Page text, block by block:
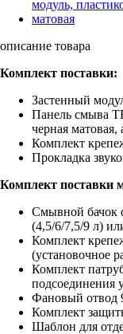
описание товара
Комплект поставки:
Застенный
Панель смыва
черная матовая,
Комплект
Прокладка
Комплект поставки
Смывной бачок
(4,5/6/7,5/9 л)
Комплект
(установочное
Комплект
подсоединения
Фановый отвод
Комплект
Шаблон для